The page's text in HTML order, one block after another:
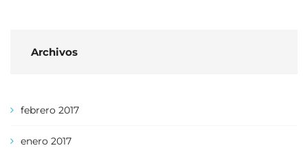
Archivos
febrero 2017
enero 2017